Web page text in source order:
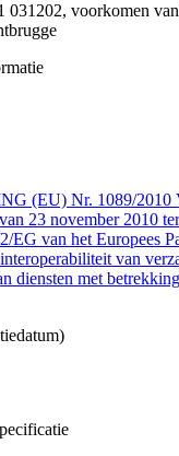
voorkomen
(EU) Nr. 1089/2010
23 november 2010
EG van het Europees
van
diensten met